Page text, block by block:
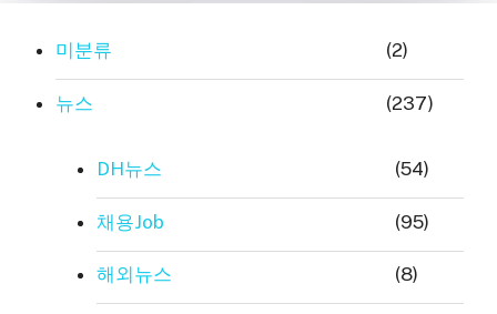
미분류 (2)
뉴스 (237)
DH뉴스 (54)
채용Job (95)
해외뉴스 (8)